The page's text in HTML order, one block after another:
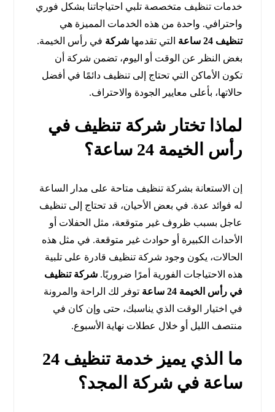
خدمات تنظيف متخصصة تلبي احتياجاتنا بشكل فوري
واحترافي. واحدة من هذه الخدمات المميزة هي
تنظيف 24 ساعة
التي تقدمهاشركة في رأس الخيمة.
بغض النظر عن الوقت أو اليوم، تضمن شركة أن
تكون الأماكن التي تحتاج إلى تنظيف دائمًا في أفضل
حالاتها، بأعلى معايير الجودة والاحتراف.
لماذا تختار شركة تنظيف في
رأس الخيمة 24 ساعة؟
إن الاستعانة بشركة تنظيف متاحة على مدار الساعة
له فوائد عدة. في بعض الأحيان، قد تحتاج إلى تنظيف
عاجل بسبب ظروف غير متوقعة، مثل الحفلات أو
الأحداث الكبيرة أو حوادث غير متوقعة. في مثل هذه
الحالات، يكون وجود شركة تنظيف قادرة على تلبية
هذه الاحتياجات الفورية أمرًا ضروريًا.شركة تنظيف
في رأس الخيمة 24 ساعة
توفر لك الراحة والمرونة
في اختيار الوقت الذي يناسبك، حتى وإن كان في
منتصف الليل أو خلال عطلات نهاية الأسبوع.
ما الذي يميز خدمة تنظيف 24
ساعة في شركة المجد؟